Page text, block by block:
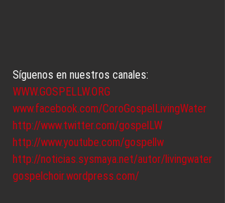
Síguenos en nuestros canales:
WWW.GOSPELLW.ORG
www.facebook.com/CoroGospelLivingWater
http://www.twitter.com/gospelLW
http://www.youtube.com/gospellw
http://noticias.sysmaya.net/autor/livingwater
gospelchoir.wordpress.com/